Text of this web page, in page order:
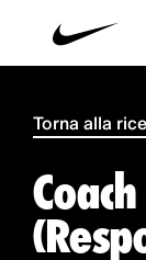
Torna alla